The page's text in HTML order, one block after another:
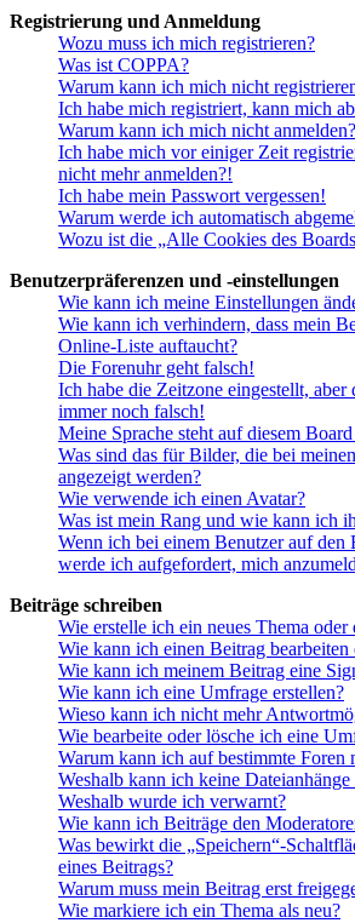
Registrierung und Anmeldung
Wozu muss ich mich registrieren?
Was ist COPPA?
Warum kann ich mich nicht
Ich habe mich registriert, kann mich
Warum kann ich mich nicht anmelden?
Ich habe mich vor einiger Zeit
nicht mehr anmelden?!
Ich habe mein Passwort vergessen!
Warum werde ich automatisch
Wozu ist die „Alle Cookies des
Benutzerpräferenzen und -einstellungen
Wie kann ich meine Einstellungen
Wie kann ich verhindern, dass mein
Online-Liste auftaucht?
Die Forenuhr geht falsch!
Ich habe die Zeitzone eingestellt, aber
immer noch falsch!
Meine Sprache steht auf diesem
Was sind das für Bilder, die bei
angezeigt werden?
Wie verwende ich einen Avatar?
Was ist mein Rang und wie kann ich
Wenn ich bei einem Benutzer auf
werde ich aufgefordert, mich
Beiträge schreiben
Wie erstelle ich ein neues Thema
Wie kann ich einen Beitrag bearbeiten
Wie kann ich meinem Beitrag eine
Wie kann ich eine Umfrage erstellen?
Wieso kann ich nicht mehr
Wie bearbeite oder lösche ich eine
Warum kann ich auf bestimmte Foren
Weshalb kann ich keine Dateianhänge
Weshalb wurde ich verwarnt?
Wie kann ich Beiträge den
Was bewirkt die „Speichern“-
eines Beitrags?
Warum muss mein Beitrag erst
Wie markiere ich ein Thema als neu?